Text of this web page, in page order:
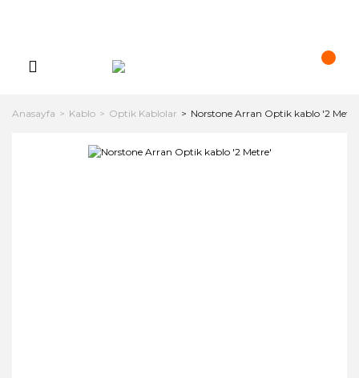
Anasayfa Kablo Optik Kablolar Norstone Arran Optik kablo '2